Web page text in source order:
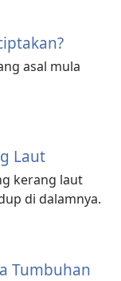
asal mula
Laut
kerang laut
di dalamnya.
Tumbuhan